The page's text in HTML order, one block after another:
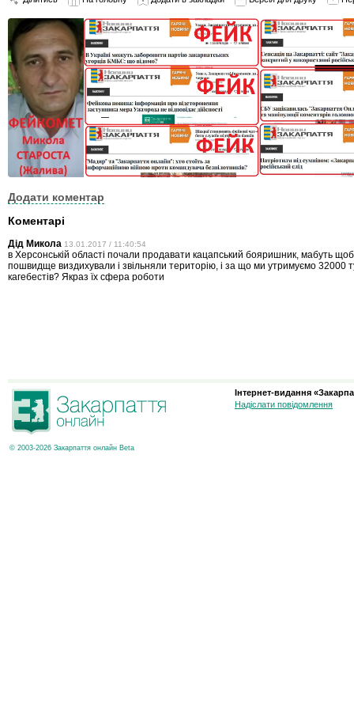
Додати коментар
Коментарі
Дід Микола 13.01.2017 / 11:40:54
в Херсонській області почали продавати кацапський бояришник, мабуть щоб
пошвидще виздихували і звільняли територію, і за що ми утримуємо 32000
кагебестів? Якраз їх сфера роботи
© 2003-2026 Закарпаття онлайн Beta
Інтернет-видання
Надіслати повідомлення